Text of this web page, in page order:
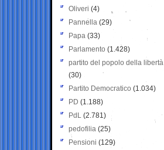
Oliveri (4)
Pannella (29)
Papa (33)
Parlamento (1.428)
partito del popolo della libertà
(30)
Partito Democratico (1.034)
PD (1.188)
PdL (2.781)
pedofilia (25)
Pensioni (129)